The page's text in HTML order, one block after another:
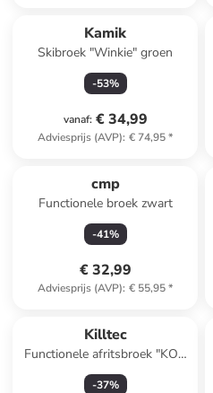
Kamik
Skibroek "Winkie" groen
-53%
vanaf: € 34,99
Adviesprijs (AVP): € 74,95*
cmp
Functionele broek zwart
-41%
€ 32,99
Adviesprijs (AVP): € 55,95*
Killtec
Functionele afritsbroek "KOS
115" kaki
-37%